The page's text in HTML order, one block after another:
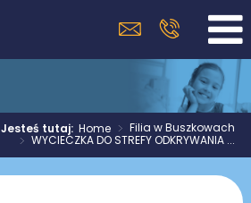
Jesteś tutaj:Home > Filia w Buszkowach
> WYCIECZKA DO STREFY ODKRYWANIA ...